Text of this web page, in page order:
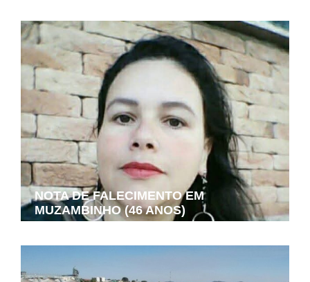
NOTA DE FALECIMENTO EM
MUZAMBINHO (46 ANOS)